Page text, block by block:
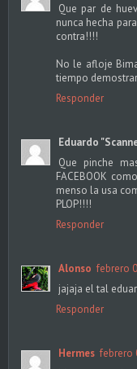
Que par de
nunca hecha
contra!!!!
No le afloje
tiempo
Responder
Eduardo
Que pinche
FACEBOOK
menso la usa
PLOP!!!!
Responder
Alonso febrero
jajaja el tal
Responder
Hermes febrero